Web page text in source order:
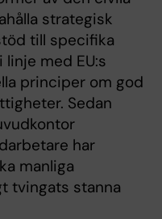
strategisk
till specifika
med EU:s
principer om god
Sedan
har
manliga
tvingats stanna